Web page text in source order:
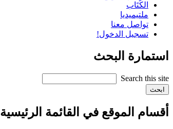
الكًتَاب
ملتيميديا
تواصل معنا
تسجيل الدخول!
استمارة البحث
أقسام الموقع في القائمة الرئيسية